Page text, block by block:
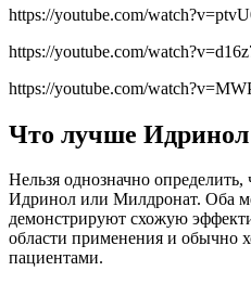
https://youtube.com/
https://youtube.com/
https://youtube.com/
Что лучше
Нельзя однозначно определить,
Идринол или Милдронат. Оба
демонстрируют схожую
области применения и обычно
пациентами.